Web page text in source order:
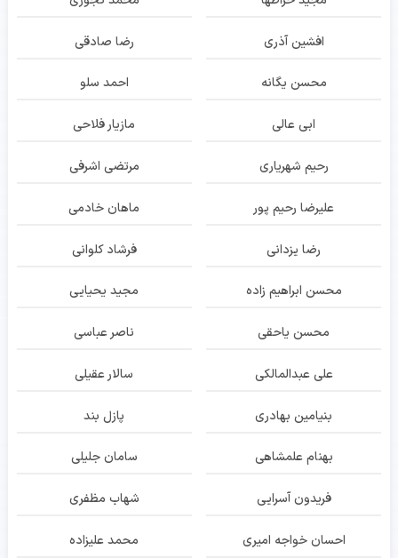
افشین آذری رضا صادقی
محسن یگانه احمد سلو
ابی عالی مازیار فلاحی
رحیم شهریاری مرتضی اشرفی
علیرضا رحیم پور ماهان خادمی
رضا یزدانی فرشاد کلوانی
محسن ابراهیم زاده مجید یحیایی
محسن یاحقی ناصر عباسی
علی عبدالمالکی سالار عقیلی
بنیامین بهادری پازل بند
بهنام علمشاهی سامان جلیلی
فریدون آسرایی شهاب مظفری
احسان خواجه امیری محمد علیزاده